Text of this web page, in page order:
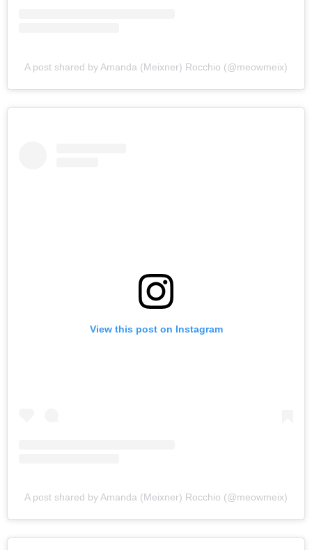
A post shared by Amanda (Meixner) Rocchio (@meowmeix)
View this post on Instagram
A post shared by Amanda (Meixner) Rocchio (@meowmeix)